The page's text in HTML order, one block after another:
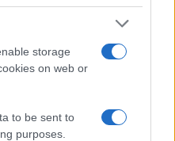
storage
on web or
to be sent to
purposes.